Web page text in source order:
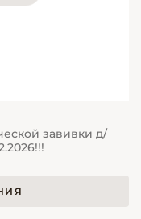
завивки д/